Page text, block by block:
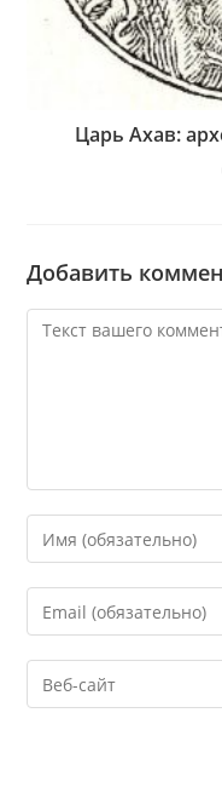
Царь Ахав:
Добавить